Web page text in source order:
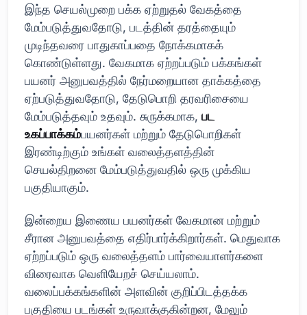
இந்த செயல்முறை பக்க ஏற்றுதல் வேகத்தை
மேம்படுத்துவதோடு, படத்தின் தரத்தையும்
முடிந்தவரை பாதுகாப்பதை நோக்கமாகக்
கொண்டுள்ளது. வேகமாக ஏற்றப்படும் பக்கங்கள்
பயனர் அனுபவத்தில் நேர்மறையான தாக்கத்தை
ஏற்படுத்துவதோடு, தேடுபொறி தரவரிசையை
மேம்படுத்தவும் உதவும். சுருக்கமாக, பட
உகப்பாக்கம்பயனர்கள் மற்றும் தேடுபொறிகள்
இரண்டிற்கும் உங்கள் வலைத்தளத்தின்
செயல்திறனை மேம்படுத்துவதில் ஒரு முக்கிய
பகுதியாகும்.
இன்றைய இணைய பயனர்கள் வேகமான மற்றும்
சீரான அனுபவத்தை எதிர்பார்க்கிறார்கள். மெதுவாக
ஏற்றப்படும் ஒரு வலைத்தளம் பார்வையாளர்களை
விரைவாக வெளியேறச் செய்யலாம்.
வலைப்பக்கங்களின் அளவின் குறிப்பிடத்தக்க
பகுதியை படங்கள் உருவாக்குகின்றன, மேலும்